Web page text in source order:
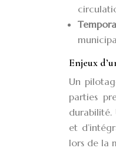
Enjeux
Un
parties
durabilité.
et
lors de la